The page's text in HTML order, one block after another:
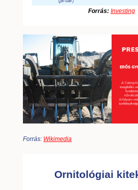
Forrás: Investing
Forrás: Wikimedia
Ornitológiai